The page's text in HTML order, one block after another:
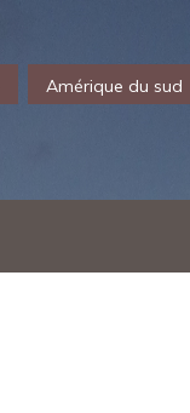
Amérique du sud